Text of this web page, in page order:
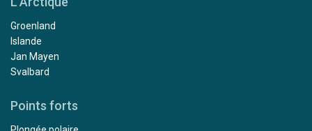
Groenland
Islande
Jan Mayen
Svalbard
Points forts